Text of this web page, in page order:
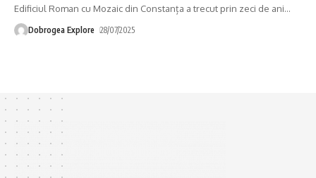
Edificiul Roman cu Mozaic din Constanța a trecut prin zeci de ani…
Dobrogea Explore 28/07/2025